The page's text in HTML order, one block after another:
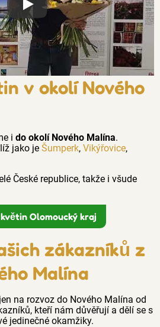
Proč jsou květiny z Florea tak
v okolí Nového
i do okolí Nového Malína.
jako je Šumperk, Vikýřovice,
České republice, takže i všude
Olomoucký kraj
zákazníků z
Malína
na rozvoz do Nového Malína od
kteří nám důvěřují a dělí se s
jedinečné okamžiky.